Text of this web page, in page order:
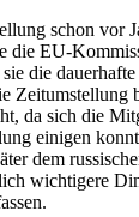
schon vor
die EU-
die
Zeitumstellung
da sich die
einigen
dem
wichtigere